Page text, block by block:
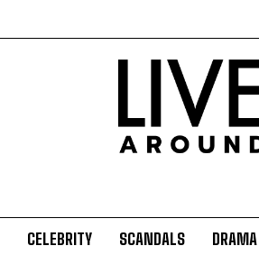
CELEBRITY SCANDALS DRAMA